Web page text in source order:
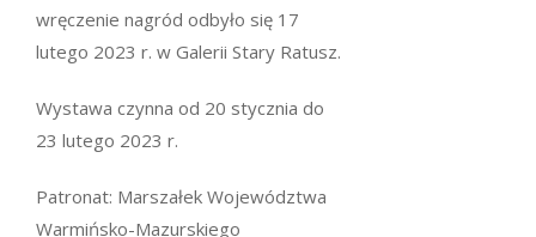
wręczenie nagród odbyło się 17
lutego 2023 r. w Galerii Stary Ratusz.
Wystawa czynna od 20 stycznia do
23 lutego 2023 r.
Patronat: Marszałek Województwa
Warmińsko-Mazurskiego